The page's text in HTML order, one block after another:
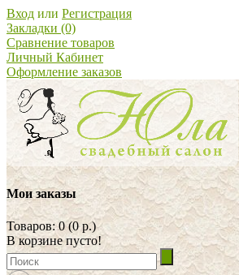
Вход или Регистрация
Закладки (0)
Сравнение товаров
Личный Кабинет
Оформление заказов
Мои заказы
Товаров: 0 (0 р.)
В корзине пусто!